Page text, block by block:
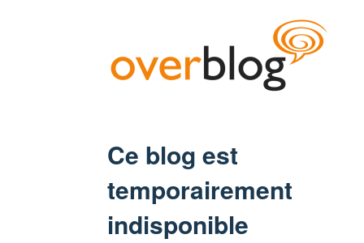
Ce blog est
temporairement
indisponible